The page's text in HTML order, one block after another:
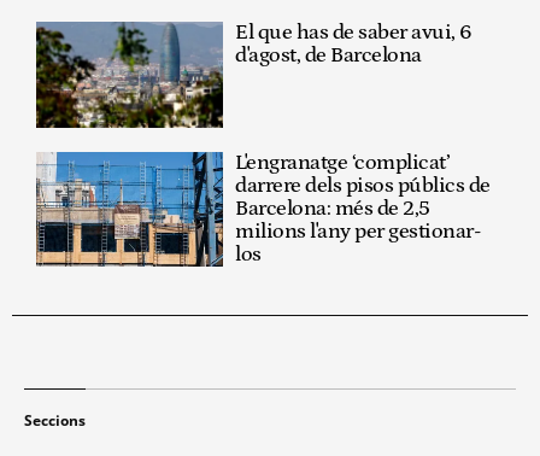
El que has de saber avui, 6
d'agost, de Barcelona
L'engranatge ‘complicat’
darrere dels pisos públics de
Barcelona: més de 2,5
milions l'any per gestionar-
los
Seccions